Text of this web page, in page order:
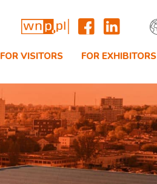
FOR VISITORS FOR EXHIBITORS